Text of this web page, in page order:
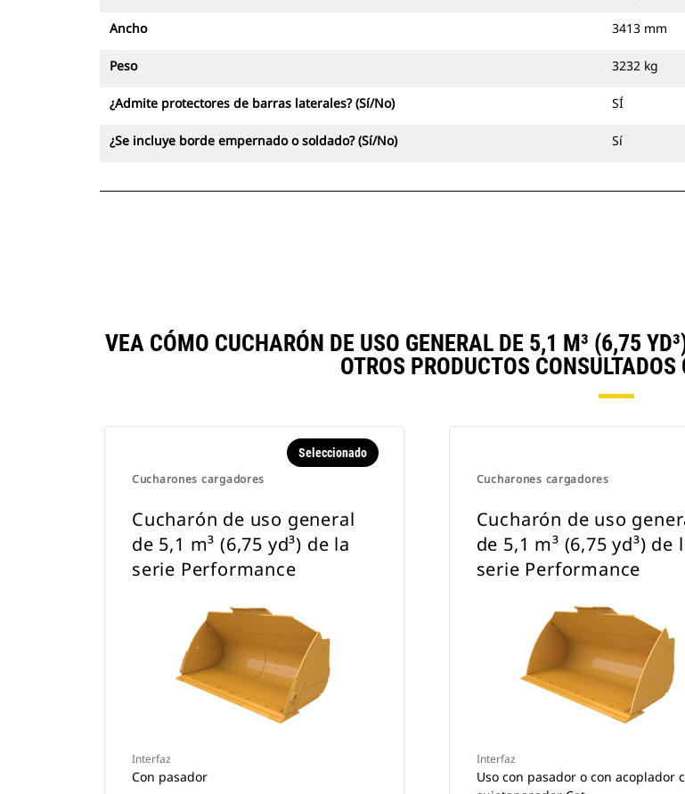
Ancho 3413 mm
Peso 3232 kg
¿Admite protectores de barras laterales? (Sí/No) SÍ
¿Se incluye borde empernado o soldado? (Sí/No) Sí
VEA CÓMO CUCHARÓN DE USO GENERAL DE 5,1 M³ (6,75
OTROS PRODUCTOS
Cucharones cargadores
Seleccionado
Cucharón de uso general
de 5,1 m³ (6,75 yd³) de la
serie Performance
Interfaz
Con pasador
Cucharones cargadores
Cucharón de uso
de 5,1 m³ (6,75 yd³) de
serie Performance
Interfaz
Uso con pasador o con acoplador